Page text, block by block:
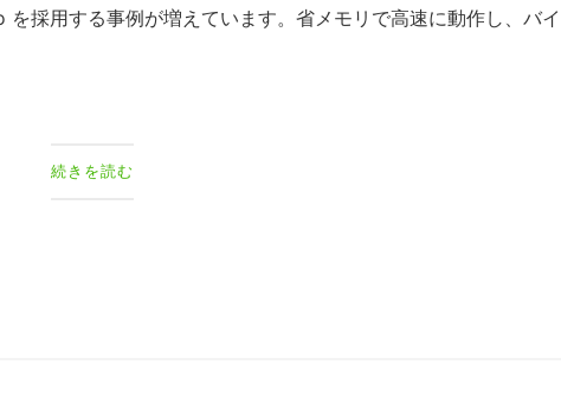
採用する事例が増えています。省メモリで高速に動作し、バイ
続きを読む